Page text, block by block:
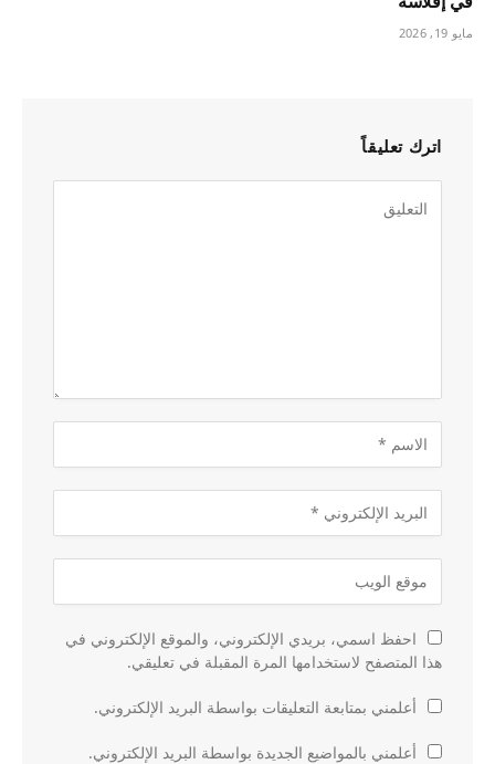
مايو 19, 2026
اترك تعليقاً
احفظ اسمي، بريدي الإلكتروني، والموقع الإلكتروني في
هذا المتصفح لاستخدامها المرة المقبلة في تعليقي.
أعلمني بمتابعة التعليقات بواسطة البريد الإلكتروني.
أعلمني بالمواضيع الجديدة بواسطة البريد الإلكتروني.